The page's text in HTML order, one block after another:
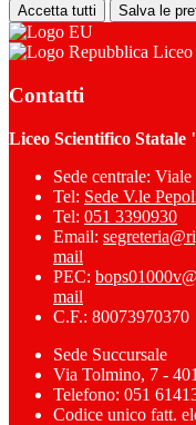
Accetta tutti Salva le
Liceo
Contatti
Liceo Scientifico
Sede centrale:
Tel: Sede V.le
Tel: 051 3390930
Email:
mail
PEC:
mail
C.F.: 80073970370
Sede Succursale
Via Tolmino, 7 -
Telefono: 051
Codice unico fatt.